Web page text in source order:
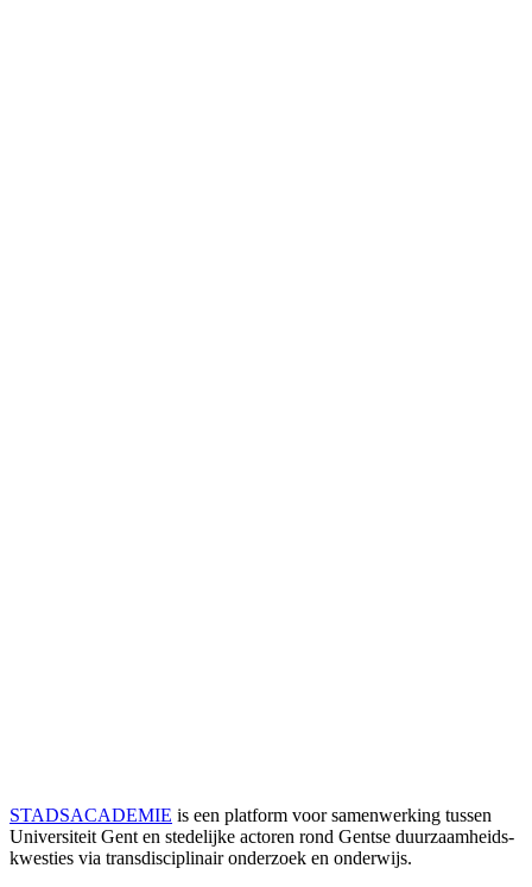
STADSACADEMIE is een platform voor samenwerking tussen
Universiteit Gent en stedelijke actoren rond Gentse duurzaamheids­
kwesties via transdisciplinair onderzoek en onderwijs.